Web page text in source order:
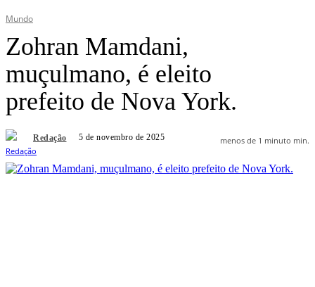
Mundo
Zohran Mamdani,
muçulmano, é eleito
prefeito de Nova York.
Redação 5 de novembro de 2025 menos de 1 minuto min.